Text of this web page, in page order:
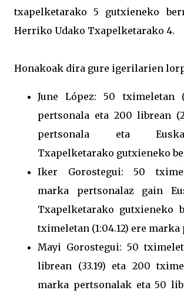
txapelketarako 5 gutxieneko
Herriko Udako Txapelketarako 4.
Honakoak dira gure igerilarien
June López: 50 tximeletan
pertsonala eta 200 librean
pertsonala eta
Txapelketarako gutxieneko
Iker Gorostegui: 50
marka pertsonalaz gain
Txapelketarako gutxieneko
tximeletan (1:04.12) ere marka
Mayi Gorostegui: 50
librean (33.19) eta 200
marka pertsonalak eta 50